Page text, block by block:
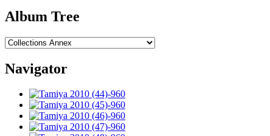
Album Tree
Navigator